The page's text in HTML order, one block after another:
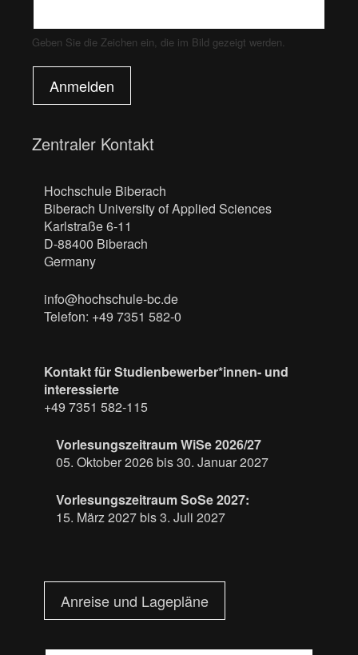
Geben Sie die Zeichen ein, die im Bild gezeigt werden.
Anmelden
Zentraler Kontakt
Hochschule Biberach
Biberach University of Applied Sciences
Karlstraße 6-11
D-88400 Biberach
Germany
info@hochschule-bc.de
Telefon: +49 7351 582-0
Kontakt für Studienbewerber*innen- und
interessierte
+49 7351 582-115
Vorlesungszeitraum WiSe 2026/27
05. Oktober 2026 bis 30. Januar 2027
Vorlesungszeitraum SoSe 2027:
15. März 2027 bis 3. Juli 2027
Anreise und Lagepläne